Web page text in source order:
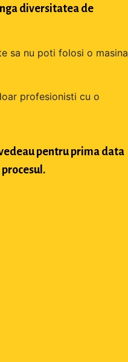
diversitatea de
sa nu poti folosi o masina
profesionisti cu o
pentru prima data